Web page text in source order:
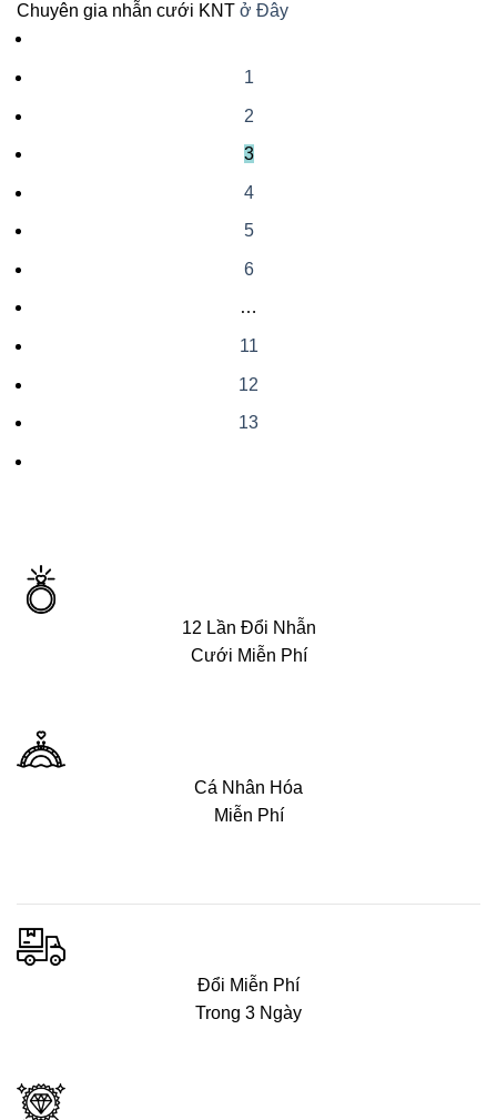
Chuyên gia nhẫn cưới KNT ở Đây
1
2
3
4
5
6
…
11
12
13
12 Lần Đổi Nhẫn
Cưới Miễn Phí
Cá Nhân Hóa
Miễn Phí
Đổi Miễn Phí
Trong 3 Ngày